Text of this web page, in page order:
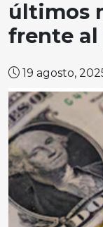
últimos
frente al
19 agosto,